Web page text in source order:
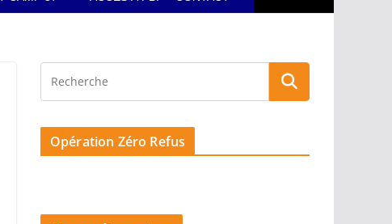
Opération Zéro Refus